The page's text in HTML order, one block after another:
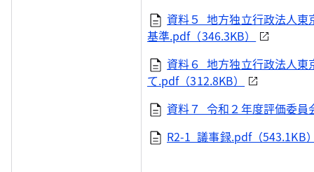
資料５_地方独立行政法人
基準.pdf（346.3KB）
資料６_地方独立行政法人
て.pdf（312.8KB）
資料７_令和２年度評価委
R2-1_議事録.pdf（543.1KB